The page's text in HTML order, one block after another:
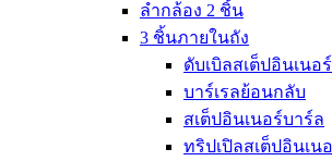
ลำกล้อง 2 ชิ้น
3 ชิ้นภายในถัง
ดับเบิลสเต็ปอินเนอ
บาร์เรลย้อนกลับ
สเต็ปอินเนอร์บาร์ล
ทริปเปิลสเต็ปอินเน